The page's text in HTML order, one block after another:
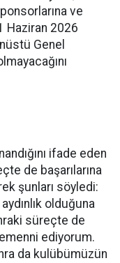
ve
Haziran 2026
Genel
ifade eden
de başarılarına
şunları söyledi:
olduğuna
süreçte de
ediyorum.
da kulübümüzün